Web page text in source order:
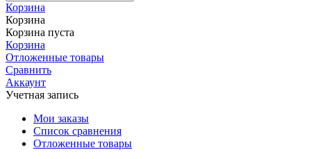
Корзина
Корзина
Корзина пуста
Корзина
Отложенные товары
Сравнить
Аккаунт
Учетная запись
Мои заказы
Список сравнения
Отложенные товары